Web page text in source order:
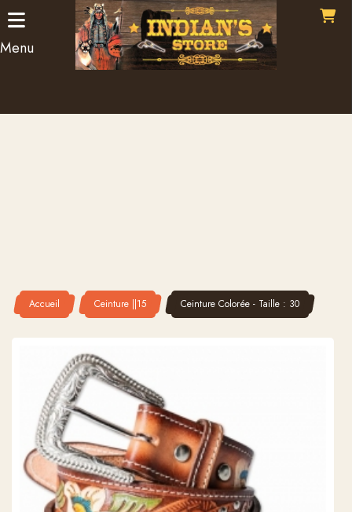
Menu
Accueil Ceinture ||15 Ceinture Colorée - Taille : 30
Panneau de gestion des cookies